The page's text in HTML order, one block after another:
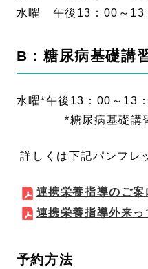
水曜 午後13：00～13
B：糖尿病基礎講
水曜*午後13：00～13
*糖尿病基礎講習
詳しくは下記パンフレ
連携栄養指導のご
連携栄養指導外来
予約方法